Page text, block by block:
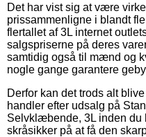
Det har vist sig at være
prissammenligne i blandt
flertallet af 3L internet
salgspriserne på deres
samtidig også til mænd og
nogle gange garantere
Derfor kan det trods alt
handler efter udsalg på
Selvklæbende, 3L inden du
skråsikker på at få den